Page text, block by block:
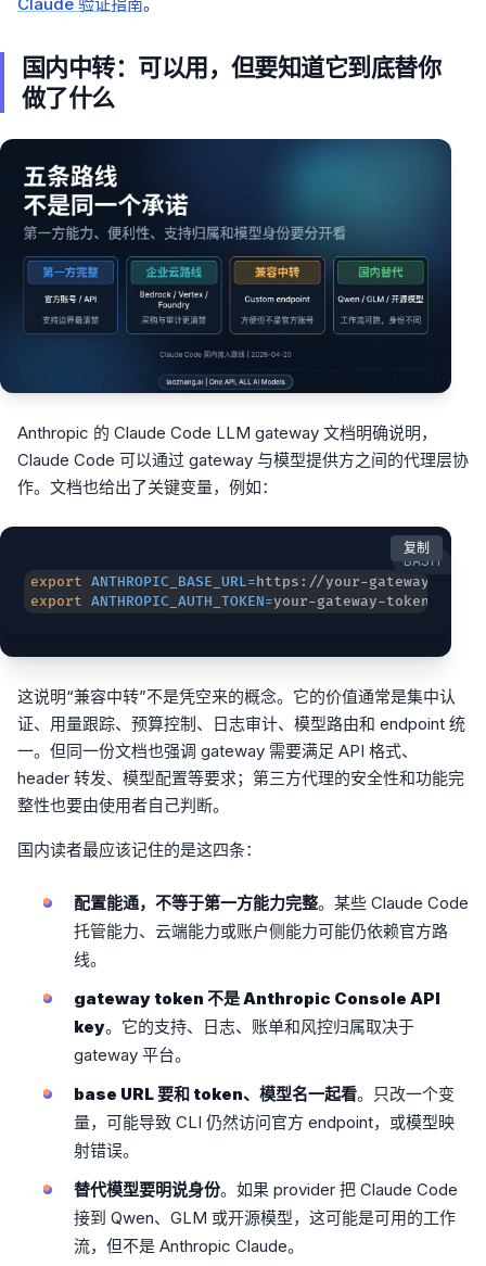
国内中转：可以用，但要知道它到底替你
做了什么
Anthropic 的 Claude Code LLM gateway 文档明确说明，
Claude Code 可以通过 gateway 与模型提供方之间的代理层协
作。文档也给出了关键变量，例如：
BASH
export ANTHROPIC_BASE_URL=
export ANTHROPIC_AUTH_TOKEN=your-gateway-token
复制
这说明“兼容中转”不是凭空来的概念。它的价值通常是集中认
证、用量跟踪、预算控制、日志审计、模型路由和 endpoint 统
一。但同一份文档也强调 gateway 需要满足 API 格式、
header 转发、模型配置等要求；第三方代理的安全性和功能完
整性也要由使用者自己判断。
国内读者最应该记住的是这四条：
配置能通，不等于第一方能力完整。某些 Claude Code
托管能力、云端能力或账户侧能力可能仍依赖官方路
线。
gateway token 不是 Anthropic Console API
key。它的支持、日志、账单和风控归属取决于
gateway 平台。
base URL 要和 token、模型名一起看。只改一个变
量，可能导致 CLI 仍然访问官方 endpoint，或模型映
射错误。
替代模型要明说身份。如果 provider 把 Claude Code
接到 Qwen、GLM 或开源模型，这可能是可用的工作
流，但不是 Anthropic Claude。